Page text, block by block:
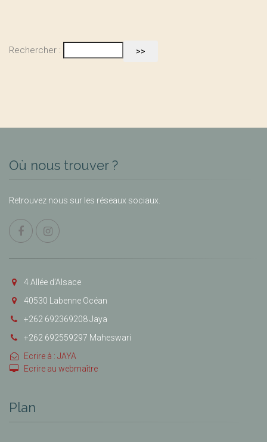
Rechercher :
Où nous trouver ?
Retrouvez nous sur les réseaux sociaux.
4 Allée d’Alsace
40530 Labenne Océan
+262 692369208 Jaya
+262 692559297 Maheswari
Ecrire à : JAYA
Ecrire au webmaître
Plan